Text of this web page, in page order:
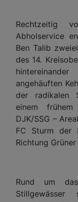
Rechtzeitig
Abholservice
Ben Talib
des 14.
angehäuften
der radikalen
einem
DJK/SSG –
FC Sturm der
Richtung
Rund um